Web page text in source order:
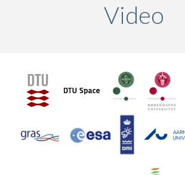
Video